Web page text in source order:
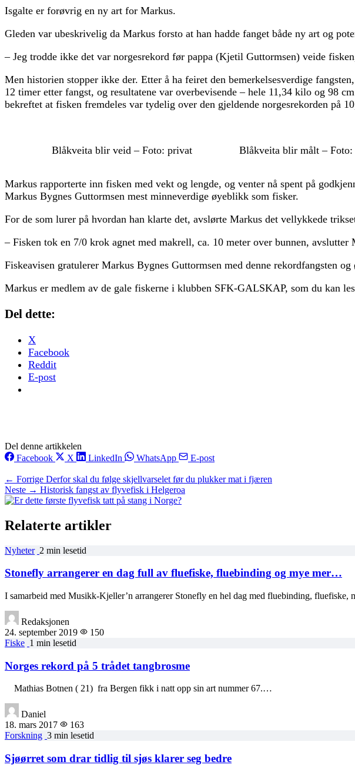
Isgalte er forøvrig en ny art for Markus.
Gleden var ubeskrivelig da Markus forsto at han hadde fanget både ny art og
– Jeg trodde ikke det var norgesrekord før pappa (Kjetil Guttormsen) veide
Men historien stopper ikke der. Etter å ha feiret den bemerkelsesverdige
12 timer etter fangst, og resultatene var overbevisende – hele 11,34 kilo og 98
bekreftet at fisken fremdeles var tydelig over den gjeldende norgesrekorden på
Blåkveita blir veid – Foto: privat Blåkveita blir målt –
Markus rapporterte inn fisken med vekt og lengde, og venter nå spent på
Markus Bygnes Guttormsen mest minneverdige øyeblikk som fisker.
For de som lurer på hvordan han klarte det, avslørte Markus det vellykkede
– Fisken tok en 7/0 krok agnet med makrell, ca. 10 meter over bunnen, avslutter
Fiskeavisen gratulerer Markus Bygnes Guttormsen med denne rekordfangsten
Markus er medlem av de gale fiskerne i klubben SFK-GALSKAP, som du kan
Del dette:
X
Facebook
Reddit
E-post
Del denne artikkelen
Facebook
X LinkedIn WhatsApp E-post
← Forrige Derfor skal du følge skjellvarselet før du plukker mat i fjæren
Neste → Historisk fangst av flyvefisk i Helgeroa
Relaterte artikler
Nyheter 2 min lesetid
Stonefly arrangerer en dag full av fluefiske, fluebinding og mye mer…
I samarbeid med Musikk-Kjeller’n arrangerer Stonefly en hel dag med fluebinding, fluefiske,
Redaksjonen
24. september 2019
150
Fiske 1 min lesetid
Norges rekord på 5 trådet tangbrosme
Mathias Botnen ( 21) fra Bergen fikk i natt opp sin art nummer 67.…
Daniel
18. mars 2017
163
Forskning 3 min lesetid
Sjøørret som drar tidlig til sjøs klarer seg bedre